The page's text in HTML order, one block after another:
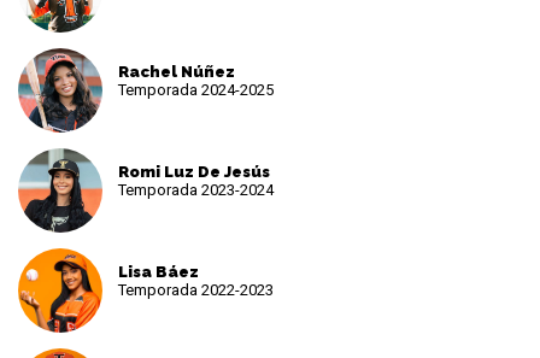
Rachel Núñez
Temporada 2024-2025
Romi Luz De Jesús
Temporada 2023-2024
Lisa Báez
Temporada 2022-2023